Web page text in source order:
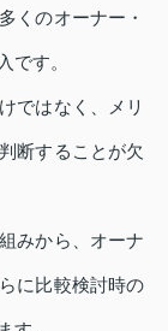
くのオーナー・
です。
ではなく、メリ
断することが欠
みから、オーナ
に比較検討時の